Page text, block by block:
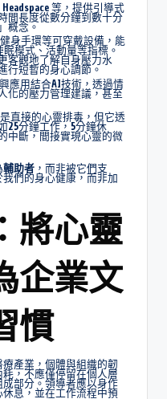
Headspace 等，提供引導式
間長度從數分鐘到數十分
概念。
身手環等可穿戴設備，能
眠模式、活動量等指標。
客觀地了解自身壓力水
行短暫的身心調節。
應用結合AI技術，透過情
化的壓力管理建議，甚至
直接的心靈排毒，但它透
25分鐘工作，5分鐘休
中斷，間接實現心靈的微
輔助者 ，而非被它們支
們的身心健康，而非加
將心靈
企業文
慣
產業，個體與組織的韌
，不應僅停留在個人層
部分。領導者應以身作
息，並在工作流程中預